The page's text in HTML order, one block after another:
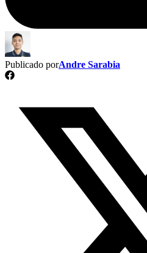
Publicado porAndre Sarabia